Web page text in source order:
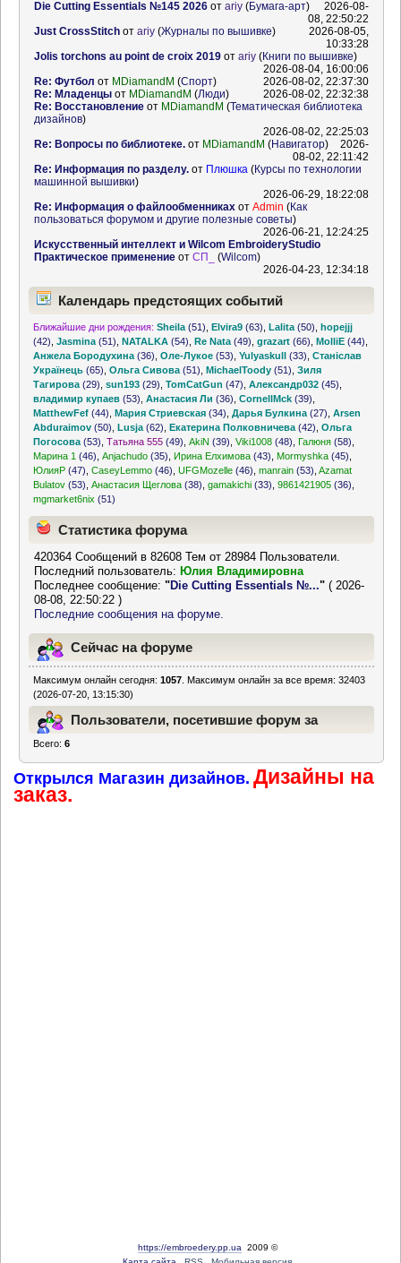
Die Cutting Essentials №145 2026от ariy(Бумага-арт)
2026-08-
08, 22:50:22
Just CrossStitchот ariy(Журналы по вышивке)
2026-08-05,
10:33:28
Jolis torchons au point de croix 2019от ariy(Книги по вышивке)
2026-08-04, 16:00:06
Re: Футбол от MDiamandM (Спорт)
2026-08-02, 22:37:30
Re: Младенцыот MDiamandM (Люди)
2026-08-02, 22:32:38
Re: Восстановлениеот MDiamandM (Тематическая библиотека
дизайнов)
2026-08-02, 22:25:03
Re: Вопросы по библиотеке.от MDiamandM (Навигатор)
2026-
08-02, 22:11:42
Re: Информация по разделу.от Плюшка (Курсы по технологии
машинной вышивки)
2026-06-29, 18:22:08
Re: Информация о файлообменникахот Admin (Как
пользоваться форумом и другие полезные советы)
2026-06-21, 12:24:25
Искусственный интеллект и Wilcom EmbroideryStudio
Практическое применениеот СП_ (Wilcom)
2026-04-23, 12:34:18
Календарь предстоящих событий
Ближайшие дни рождения: Sheila (51) ,Elvira9 (63) ,Lalita (50) ,hopejjj
(42) ,Jasmina (51) ,NATALKA (54) ,Re Nata (49) ,grazart (66) ,MolliE (44)
Анжела Бородухина (36) ,Оле-Лукое (53) ,Yulyaskull (33) ,Станіслав
Українець (65) ,Ольга Сивова (51) ,MichaelToody (51) ,Зиля
Тагирова (29) ,sun193 (29) ,TomCatGun (47) ,Александр032 (45)
владимир купаев (53) ,Анастасия Ли (36) ,CornellMck (39)
MatthewFef (44) ,Мария Стриевская (34) ,Дарья Булкина (27) ,Arsen
Abduraimov (50) ,Lusja (62) ,Екатерина Полковничева (42) ,Ольга
Погосова (53) ,Татьяна 555 (49) ,AkiN (39) ,Viki1008 (48) Галюня (58)
Марина 1 (46) ,Anjachudo (35) Ирина Елхимова (43) Mormyshka (45)
ЮлияР (47) ,CaseyLemmo (46) ,UFGMozelle (46) ,manrain (53) ,Azamat
Bulatov (53) ,Анастасия Щеглова (38) ,gamakichi (33) ,9861421905 (36)
mgmarket6nix (51)
Статистика форума
420364 Сообщений в 82608 Тем от 28984 Пользователи.
Последний пользователь: Юлия Владимировна
Последнее сообщение:"Die Cutting Essentials №..." ( 2026-
08-08, 22:50:22 )
Последние сообщения на форуме.
Сейчас на форуме
Максимум онлайн сегодня:1057 . Максимум онлайн за все время: 32403
(2026-07-20, 13:15:30)
Пользователи, посетившие форум за
Всего:6
Открылся Магазин дизайнов. Дизайны на
заказ.
https://embroedery.pp.ua 2009 ©